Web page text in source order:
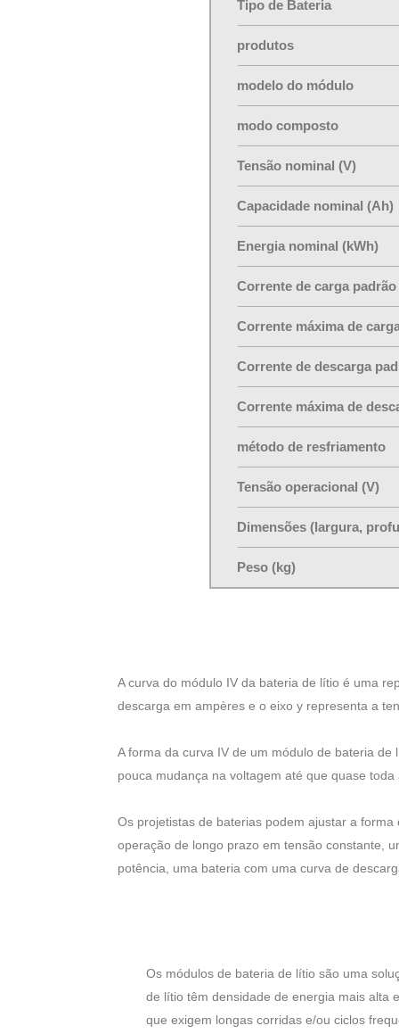
Tipo de Bateria
produtos
modelo do módulo
modo composto
Tensão nominal (V)
Capacidade nominal (Ah)
Energia nominal (kWh)
Corrente de carga padrão
Corrente máxima de
Corrente de descarga
Corrente máxima de
método de resfriamento
Tensão operacional (V)
Dimensões (largura,
Peso (kg)
A curva do módulo IV da bateria de lítio é uma
descarga em ampères e o eixo y representa a
A forma da curva IV de um módulo de bateria
pouca mudança na voltagem até que quase
Os projetistas de baterias podem ajustar a
operação de longo prazo em tensão constante,
potência, uma bateria com uma curva de
Os módulos de bateria de lítio são uma
de lítio têm densidade de energia mais alta
que exigem longas corridas e/ou ciclos